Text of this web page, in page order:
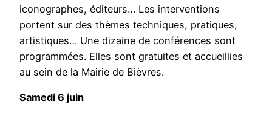
iconographes, éditeurs… Les interventions
portent sur des thèmes techniques, pratiques,
artistiques… Une dizaine de conférences sont
programmées. Elles sont gratuites et accueillies
au sein de la Mairie de Bièvres.
Samedi 6 juin